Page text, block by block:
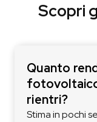
Scopri
Quanto
rientri?
Stima in pochi